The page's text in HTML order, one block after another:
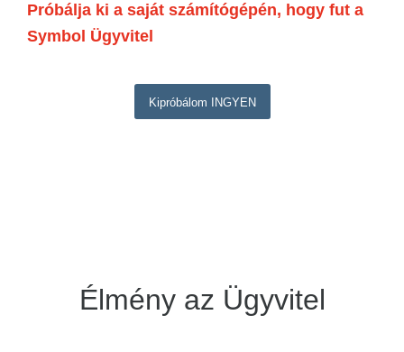
Próbálja ki a saját számítógépén, hogy fut a
Symbol Ügyvitel
Kipróbálom INGYEN
Élmény az Ügyvitel